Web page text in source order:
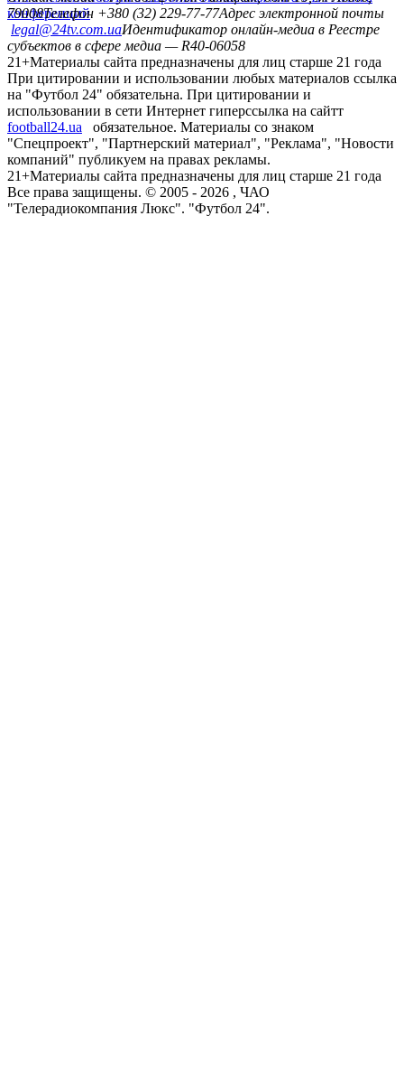
конференций
79008Телефон +380 (32) 229-77-77Адрес электронной почты
legal@24tv.com.uaИдентификатор онлайн-медиа в Реестре
субъектов в сфере медиа — R40-06058
21+Материалы сайта предназначены для лиц старше 21 года
При цитировании и использовании любых материалов ссылка
на "Футбол 24" обязательна. При цитировании и
использовании в сети Интернет гиперссылка на сайтт
football24.ua
обязательное. Материалы со знаком
"Спецпроект", "Партнерский материал", "Реклама", "Новости
компаний" публикуем на правах рекламы.
21+Материалы сайта предназначены для лиц старше 21 года
Все права защищены. © 2005 - 2026 , ЧАО
"Телерадиокомпания Люкс". "Футбол 24".